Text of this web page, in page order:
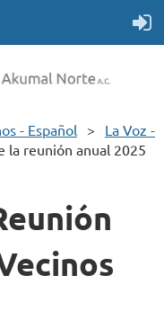
- Español
La Voz -
la reunión anual 2025